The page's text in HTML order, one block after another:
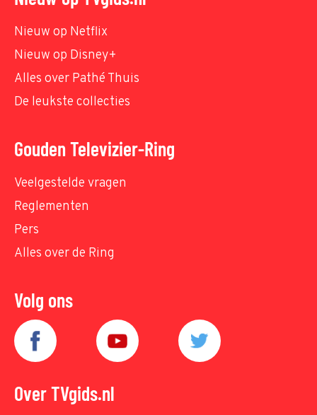
Nieuw op Netflix
Nieuw op Disney+
Alles over Pathé Thuis
De leukste collecties
Gouden Televizier-Ring
Veelgestelde vragen
Reglementen
Pers
Alles over de Ring
Volg ons
Over TVgids.nl